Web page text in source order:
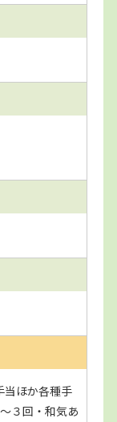
当ほか各種手
３回・和気あ